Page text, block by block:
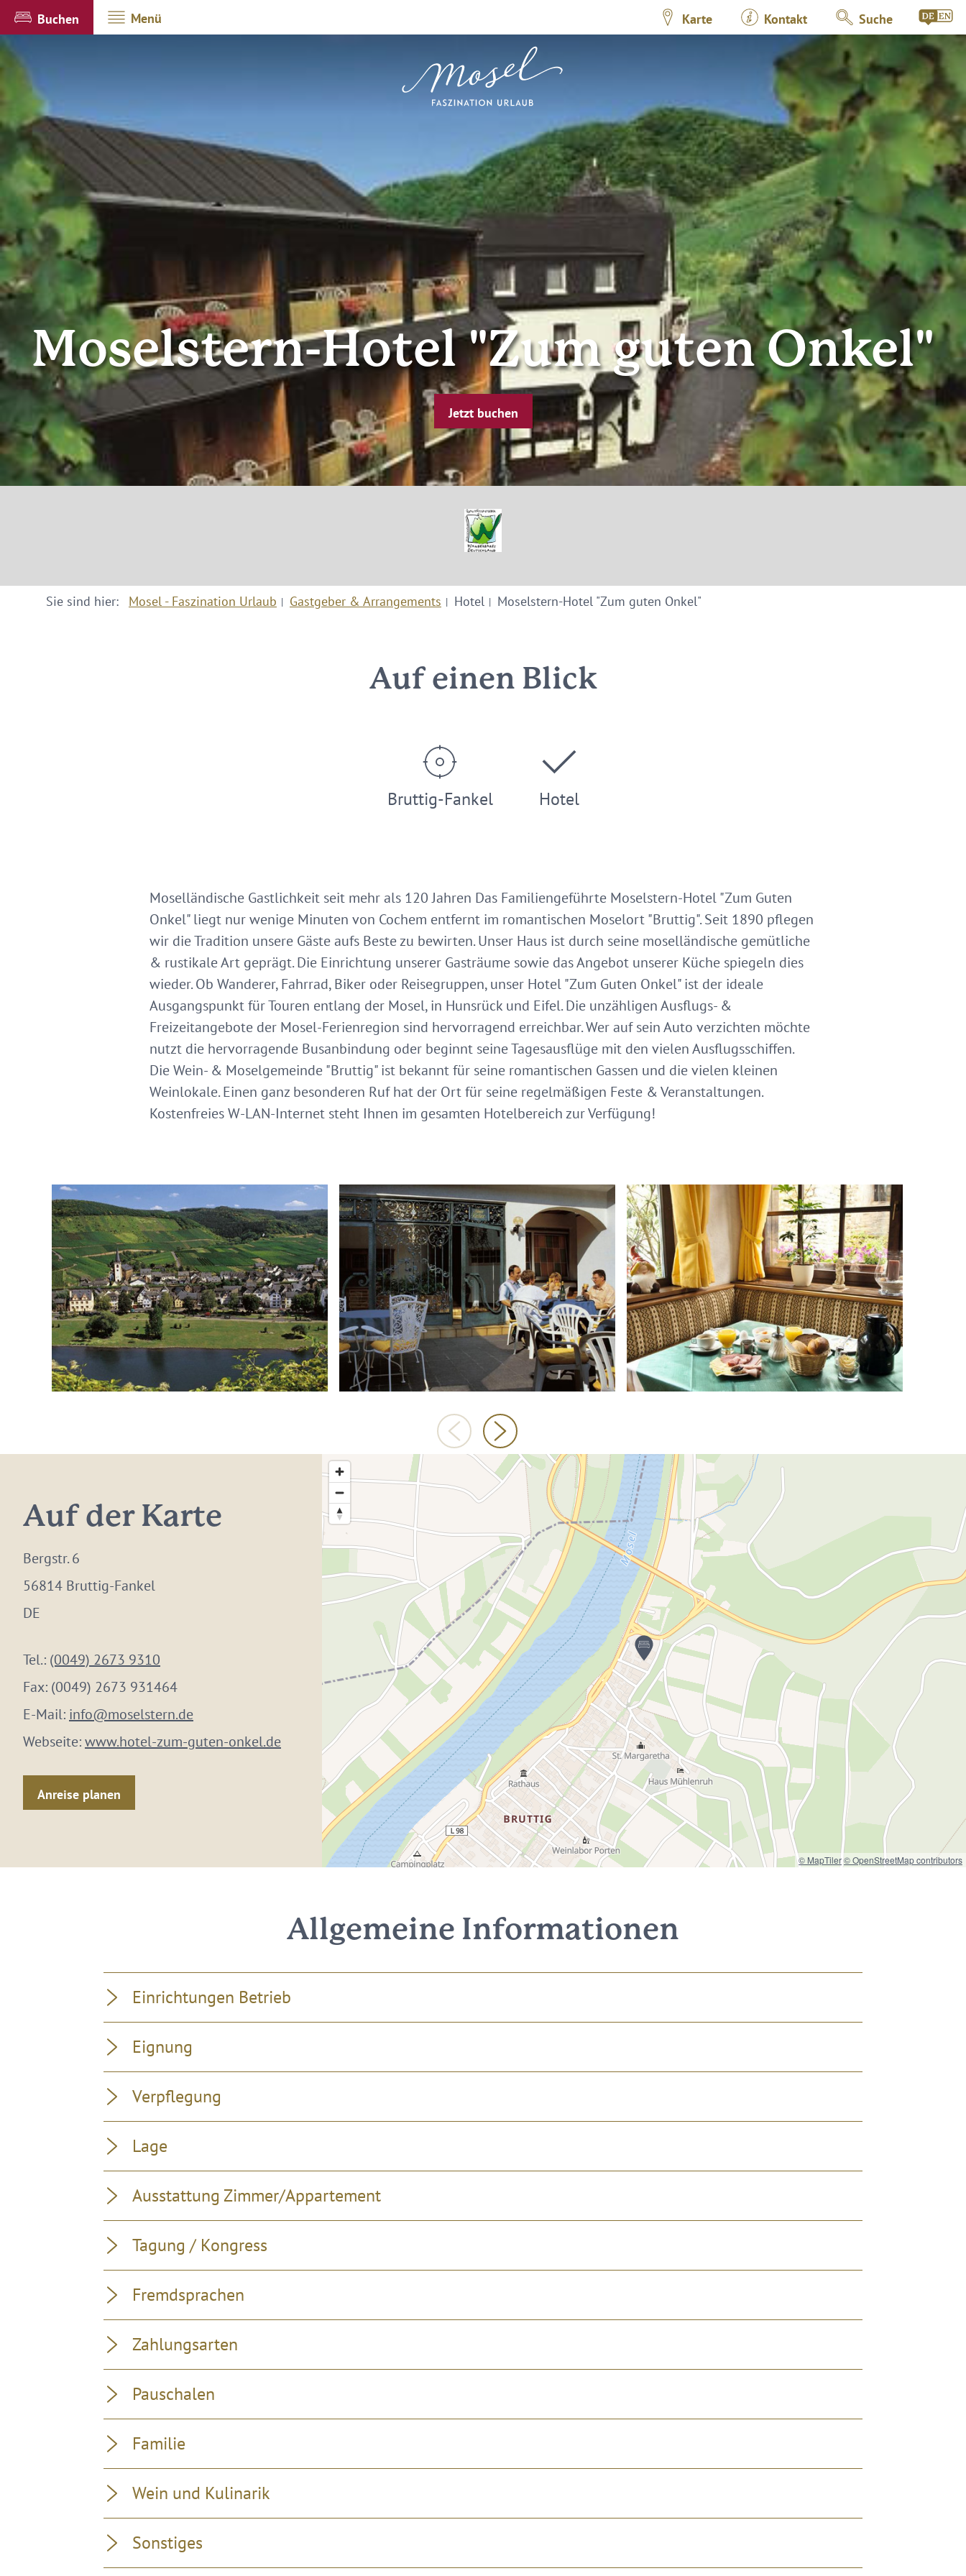
Buchen Menü Karte Kontakt Suche
Moselstern-Hotel "Zum guten Onkel"
Jetzt buchen
Sie sind hier: Mosel - Faszination Urlaub Gastgeber & Arrangements Hotel Moselstern-Hotel "Zum guten Onkel"
Auf einen Blick
Bruttig-Fankel Hotel
Moselländische Gastlichkeit seit mehr als 120 Jahren Das Familiengeführte Moselstern-Hotel "Zum Guten
Onkel" liegt nur wenige Minuten von Cochem entfernt im romantischen Moselort "Bruttig". Seit 1890 pflegen
wir die Tradition unsere Gäste aufs Beste zu bewirten. Unser Haus ist durch seine moselländische gemütliche
& rustikale Art geprägt. Die Einrichtung unserer Gasträume sowie das Angebot unserer Küche spiegeln dies
wieder. Ob Wanderer, Fahrrad, Biker oder Reisegruppen, unser Hotel "Zum Guten Onkel" ist der ideale
Ausgangspunkt für Touren entlang der Mosel, in Hunsrück und Eifel. Die unzähligen Ausflugs- &
Freizeitangebote der Mosel-Ferienregion sind hervorragend erreichbar. Wer auf sein Auto verzichten möchte
nutzt die hervorragende Busanbindung oder beginnt seine Tagesausflüge mit den vielen Ausflugsschiffen.
Die Wein- & Moselgemeinde "Bruttig" ist bekannt für seine romantischen Gassen und die vielen kleinen
Weinlokale. Einen ganz besonderen Ruf hat der Ort für seine regelmäßigen Feste & Veranstaltungen.
Kostenfreies W-LAN-Internet steht Ihnen im gesamten Hotelbereich zur Verfügung!
Auf der Karte
Bergstr. 6
56814 Bruttig-Fankel
DE
Tel.: (0049) 2673 9310
Fax: (0049) 2673 931464
E-Mail: info@moselstern.de
Webseite:www.hotel-zum-guten-onkel.de
Anreise planen
© MapTiler© OpenStreetMap contributors
Allgemeine Informationen
Einrichtungen Betrieb
Eignung
Verpflegung
Lage
Ausstattung Zimmer/Appartement
Tagung / Kongress
Fremdsprachen
Zahlungsarten
Pauschalen
Familie
Wein und Kulinarik
Sonstiges